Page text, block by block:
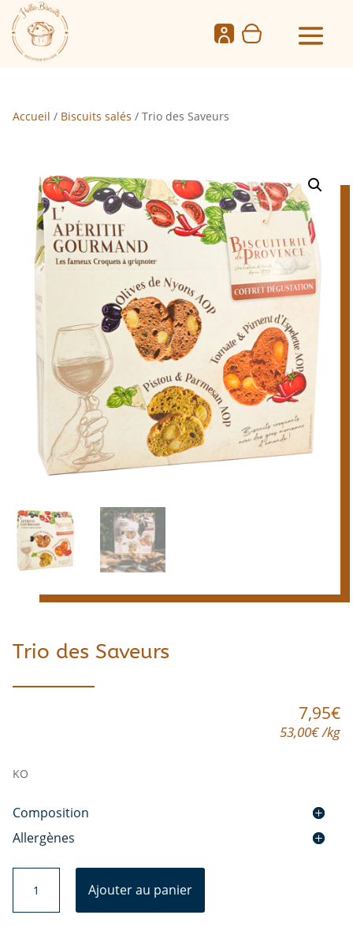
Accueil / Biscuits salés / Trio des Saveurs
Trio des Saveurs
7,95€
53,00€ /kg
KO
Composition
Allergènes
Trio
Ajouter au panier